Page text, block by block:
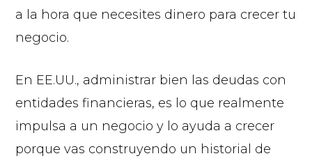
a la hora que necesites dinero para crecer tu
negocio.
En EE.UU., administrar bien las deudas con
entidades financieras, es lo que realmente
impulsa a un negocio y lo ayuda a crecer
porque vas construyendo un historial de